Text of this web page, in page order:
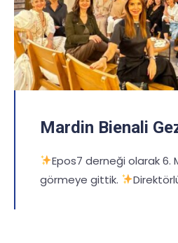
Mardin Bienali
Epos7 derneği olarak 6.
görmeye gittik.